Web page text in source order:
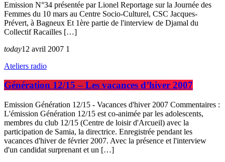
Emission N°34 présentée par Lionel Reportage sur la Journée des
Femmes du 10 mars au Centre Socio-Culturel, CSC Jacques-
Prévert, à Bagneux Et 1ère partie de l'interview de Djamal du
Collectif Racailles […]
today12 avril 2007 1
Ateliers radio
Génération 12/15 – Les vacances d’hiver 2007
Emission Génération 12/15 - Vacances d'hiver 2007 Commentaires :
L'émission Génération 12/15 est co-animée par les adolescents,
membres du club 12/15 (Centre de loisir d'Arcueil) avec la
participation de Samia, la directrice. Enregistrée pendant les
vacances d'hiver de février 2007. Avec la présence et l'interview
d'un candidat surprenant et un […]